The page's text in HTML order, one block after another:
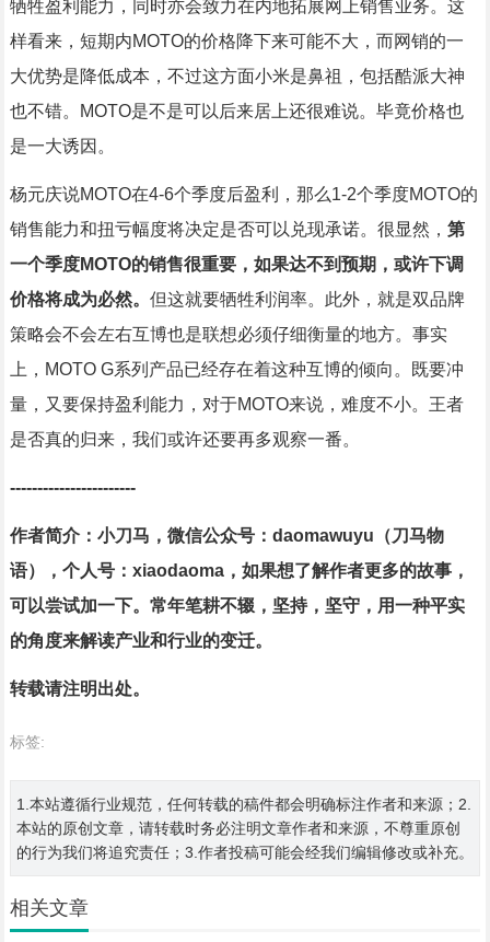
牺牲盈利能力，同时亦会致力在内地拓展网上销售业务。这
样看来，短期内MOTO的价格降下来可能不大，而网销的一
大优势是降低成本，不过这方面小米是鼻祖，包括酷派大神
也不错。MOTO是不是可以后来居上还很难说。毕竟价格也
是一大诱因。
杨元庆说MOTO在4-6个季度后盈利，那么1-2个季度MOTO的
销售能力和扭亏幅度将决定是否可以兑现承诺。很显然， 第
一个季度MOTO的销售很重要，如果达不到预期，或许下调
价格将成为必然。 但这就要牺牲利润率。此外，就是双品牌
策略会不会左右互博也是联想必须仔细衡量的地方。事实
上，MOTO G系列产品已经存在着这种互博的倾向。既要冲
量，又要保持盈利能力，对于MOTO来说，难度不小。王者
是否真的归来，我们或许还要再多观察一番。
-----------------------
作者简介：小刀马，微信公众号：daomawuyu （刀马物
语），个人号：xiaodaoma，如果想了解作者更多的故事，
可以尝试加一下。常年笔耕不辍，坚持，坚守，用一种平实
的角度来解读产业和行业的变迁。
转载请注明出处。
标签:
1.本站遵循行业规范，任何转载的稿件都会明确标注作者和来源；2.
本站的原创文章，请转载时务必注明文章作者和来源，不尊重原创
的行为我们将追究责任；3.作者投稿可能会经我们编辑修改或补充。
相关文章